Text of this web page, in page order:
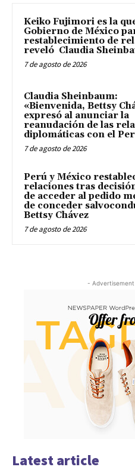
Keiko Fujimori es la
Gobierno de México
restablecimiento de
reveló Claudia
7 de agosto de 2026
Claudia Sheinbaum:
«Bienvenida, Bettsy
expresó al anunciar la
reanudación de las
diplomáticas con el
7 de agosto de 2026
Perú y México
relaciones tras
de acceder al pedido
de conceder
Bettsy Chávez
7 de agosto de 2026
-
Latest article